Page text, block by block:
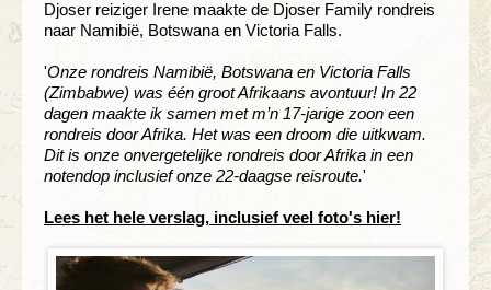
Djoser reiziger Irene maakte de Djoser Family rondreis
naar Namibië, Botswana en Victoria Falls.
'Onze rondreis Namibië, Botswana en Victoria Falls
(Zimbabwe) was één groot Afrikaans avontuur! In 22
dagen maakte ik samen met m’n 17-jarige zoon een
rondreis door Afrika. Het was een droom die uitkwam.
Dit is onze onvergetelijke rondreis door Afrika in een
notendop inclusief onze 22-daagse reisroute.'
Lees het hele verslag, inclusief veel foto's hier!